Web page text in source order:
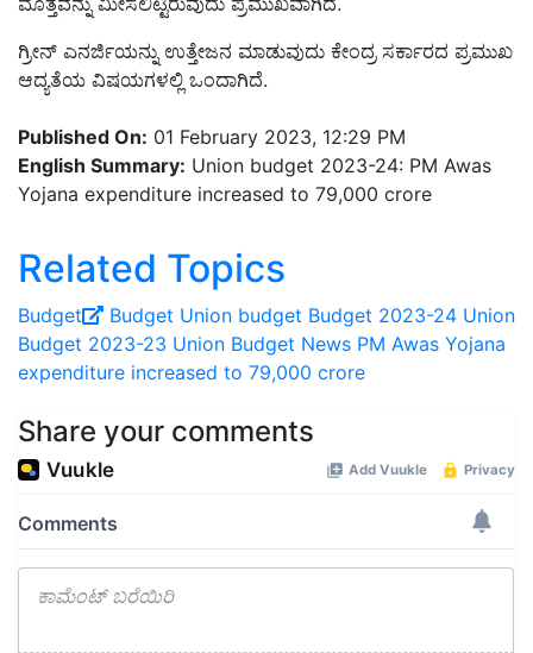
ಗ್ರೀನ್‌ ಎನರ್ಜಿಯನ್ನು ಉತ್ತೇಜನ ಮಾಡುವುದು ಕೇಂದ್ರ ಸರ್ಕಾರದ ಪ್ರಮುಖ
ಆದ್ಯತೆಯ ವಿಷಯಗಳಲ್ಲಿ ಒಂದಾಗಿದೆ.
Published On: 01 February 2023, 12:29 PM
English Summary: Union budget 2023-24: PM Awas
Yojana expenditure increased to 79,000 crore
Related Topics
Budget Budget Union budget Budget 2023-24 Union
Budget 2023-23 Union Budget News PM Awas Yojana
expenditure increased to 79,000 crore
Share your comments